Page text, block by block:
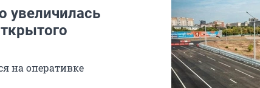
увеличилась
на оперативке